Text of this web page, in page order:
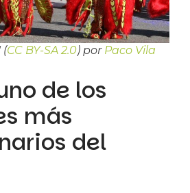
(CC BY-SA 2.0) por Paco Vila
de los
más
del